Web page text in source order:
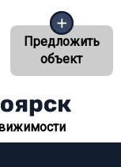
Предложить
объект